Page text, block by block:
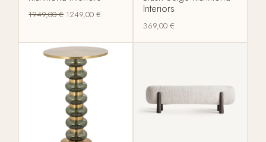
1949,00€ 1249,00€
Interiors
369,00 €